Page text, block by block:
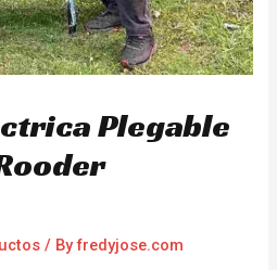
Plegable
/ Byfredyjose.com